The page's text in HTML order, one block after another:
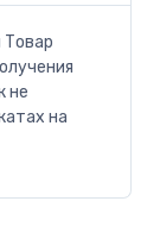
Товар
не
на